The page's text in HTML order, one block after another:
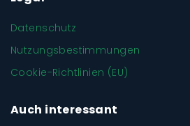
Datenschutz
Nutzungsbestimmungen
Cookie-Richtlinien (EU)
Auch interessant